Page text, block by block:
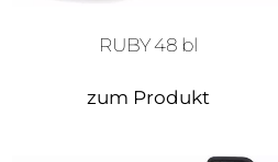
RUBY 48 bl
zum Produkt